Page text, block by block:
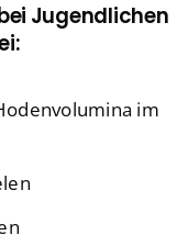
Jugendlichen
im